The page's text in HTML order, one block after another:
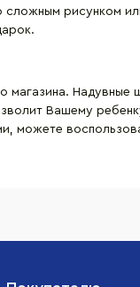
рисунком
Вашему
можете